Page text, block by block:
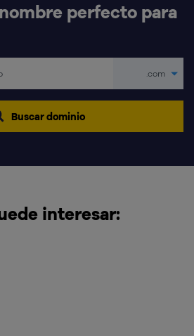
perfecto para
.com
Buscar dominio
interesar: